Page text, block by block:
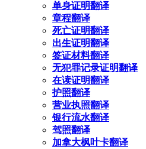
单身证明翻译
章程翻译
死亡证明翻译
出生证明翻译
签证材料翻译
无犯罪记录证明翻译
在读证明翻译
护照翻译
营业执照翻译
银行流水翻译
驾照翻译
加拿大枫叶卡翻译